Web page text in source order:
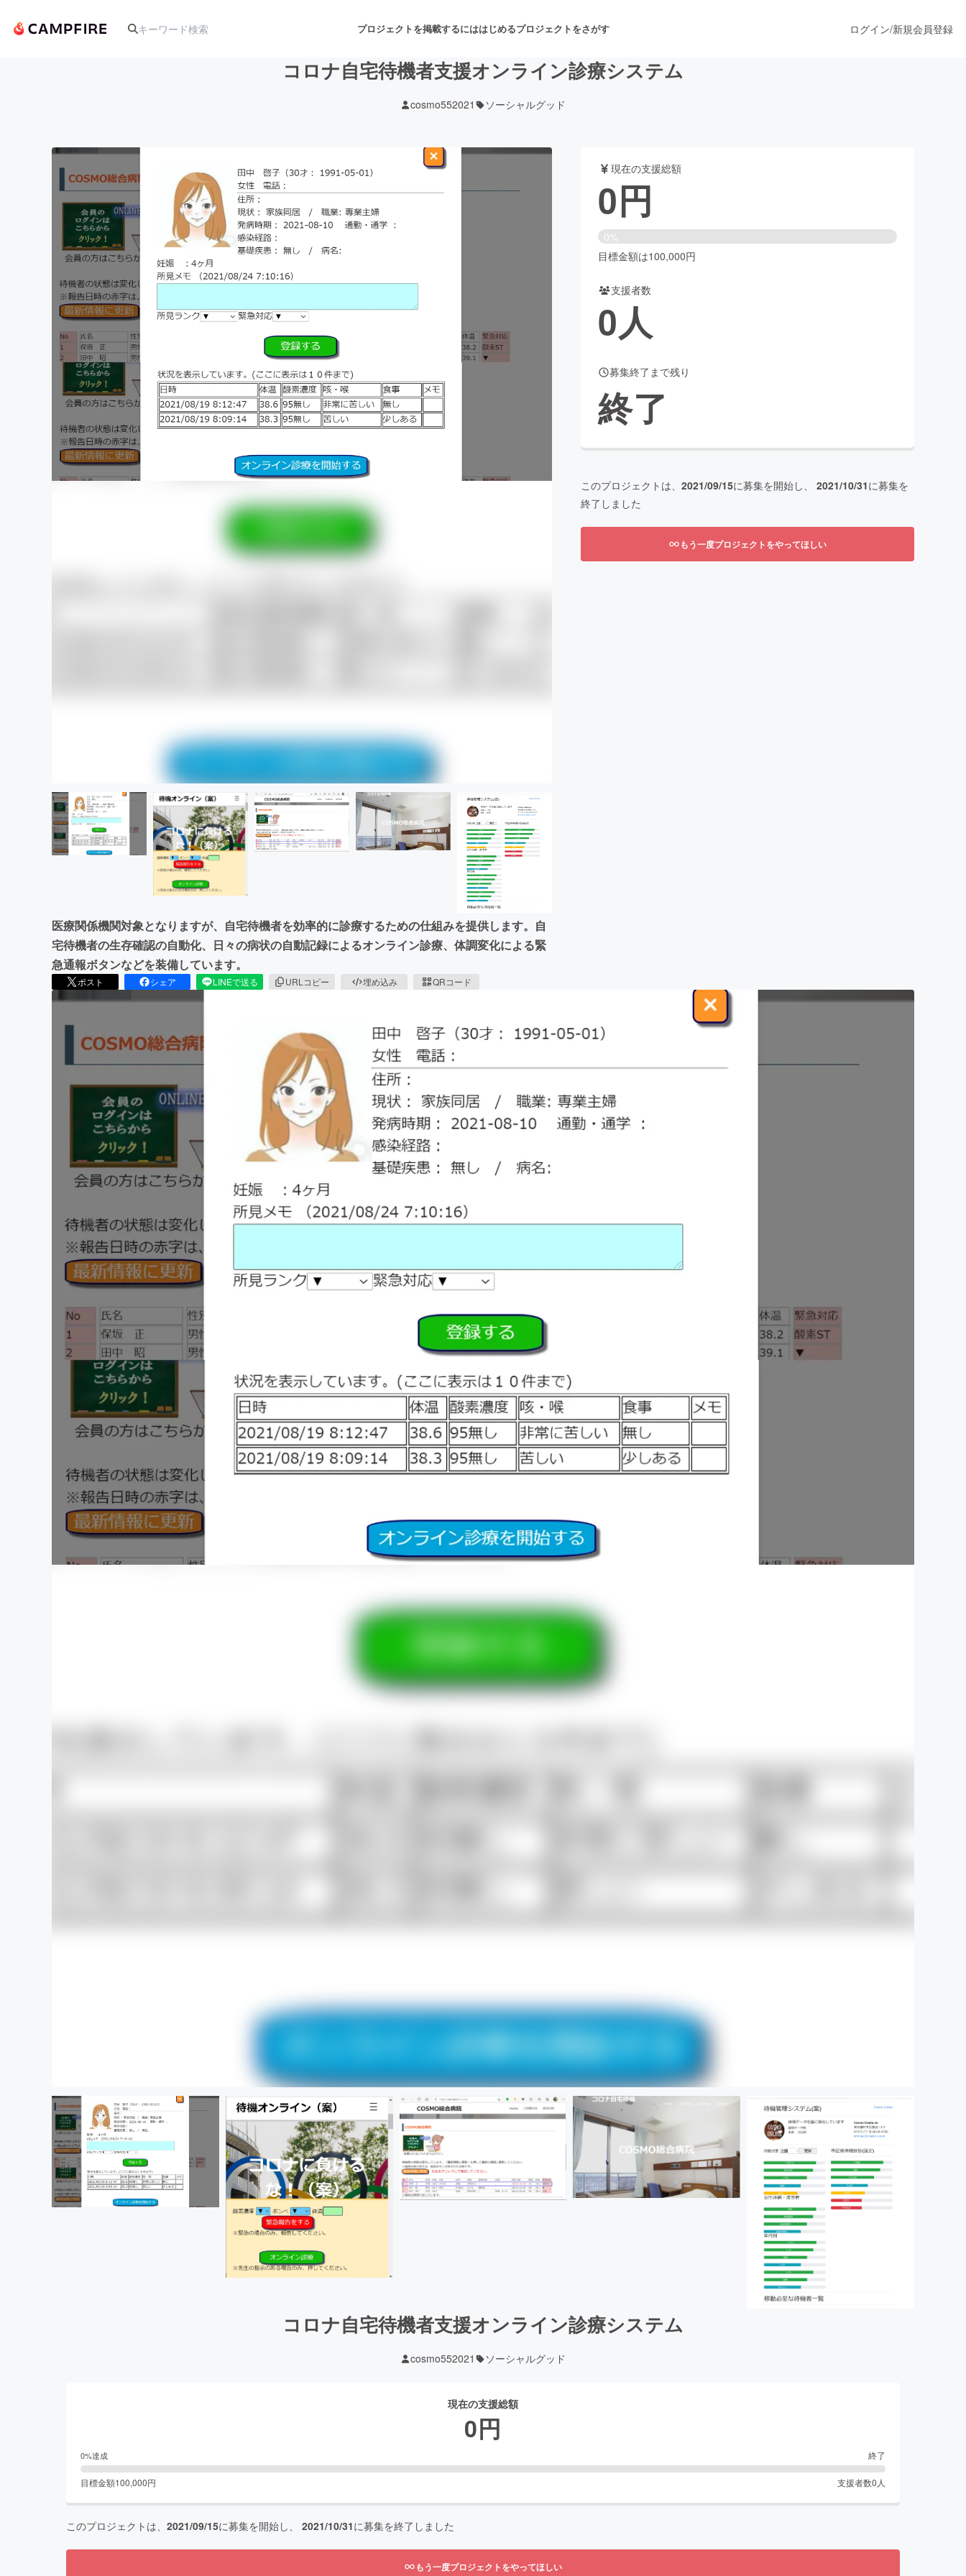
プロジェクトを掲載するにははじめるプロジェクトをさがす
アート・写真 音楽 舞台・パフォーマンス
テクノロジー・ガジェット ゲーム・サービス開発
映像・映画 書籍・雑誌出版
ビューティー・ヘルスケア
CAMPFIRE for Social Good
CAMPFIREふるさと納税
ログイン/新規会員登録
コロナ自宅待機者支援オンライン診療システム
cosmo552021 ソーシャルグッド
医療関係機関対象となりますが、自宅待機者を効率的に診療するための仕組みを提供します。自
宅待機者の生存確認の自動化、日々の病状の自動記録によるオンライン診療、体調変化による緊
急通報ボタンなどを装備しています。
ポスト シェア LINEで送る URLコピー 埋め込み QRコード
現在の支援総額
0円
0%
目標金額は100,000円
支援者数
0人
募集終了まで残り
終了
このプロジェクトは、 2021/09/15に募集を開始し、 2021/10/31に募集を
終了しました
もう一度プロジェクトをやってほしい
コロナ自宅待機者支援オンライン診療システム
cosmo552021 ソーシャルグッド
現在の支援総額
0円
0%達成 終了
目標金額100,000円 支援者数0 人
このプロジェクトは、 2021/09/15に募集を開始し、 2021/10/31に募集を終了しました
もう一度プロジェクトをやってほしい